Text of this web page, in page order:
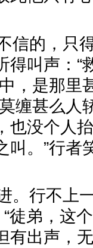
”
信的，只
叫声：“
，是那里
缠甚么人
没个人
。”行者
。行不上
徒弟，这
有出声，